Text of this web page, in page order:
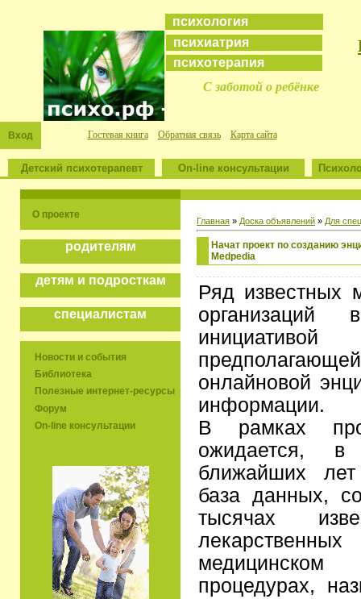
психология
психиатрия
психотерапия
С заботой о ребёнке
Вход Гостевая книга Обратная связь Карта сайта
Детский психотерапевт On-line консультации
О проекте
родителям
детям и подросткам
специалистам
Новости и события
Библиотека
Полезные интернет-ресурсы
Форум
On-line консультации
Главная » Доска объявлений » Для
Начат проект по созданию
Medpedia
Ряд известных
организаций
онлайновой
информации.
В рамках
ожидается, в
ближайших
база данных,
тысячах
процедурах,